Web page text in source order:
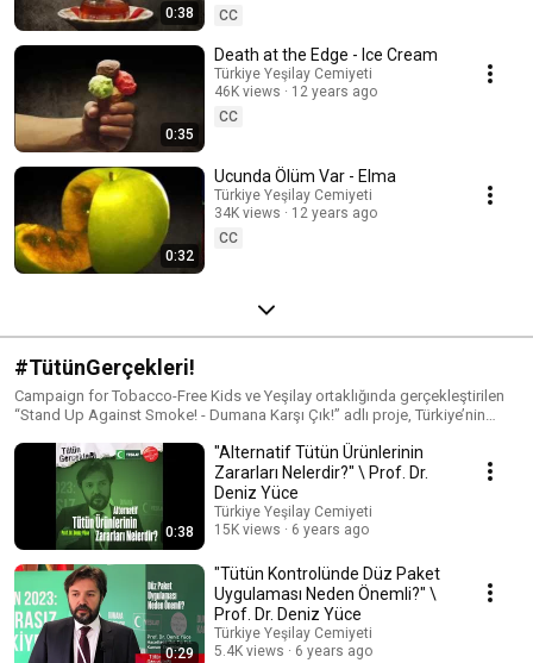
0:38
CC
0:35
Death at the Edge - Ice Cream
Türkiye Yeşilay Cemiyeti
46K views
12 years ago
CC
0:32
Ucunda Ölüm Var - Elma
Türkiye Yeşilay Cemiyeti
34K views
12 years ago
CC
#TütünGerçekleri!
Campaign for Tobacco-Free Kids ve Yeşilay ortaklığında gerçekleştirilen
“Stand Up Against Smoke! - Dumana Karşı Çık!” adlı proje, Türkiye’nin
hedeflemektedir. Tütün kontrol yasalarının iyi uygulanması bakımından
2008-2012 yılları arasında Dünya’da önemli bir yer edinen Türkiye’nin bu
performansına tekrar kavuşmasına katkı sunulması amaçlanmaktadır.
Şubat 2020’de tamamlanacak olan proje, Mart 2019’da yayımlanan Tütün
Mamullerinin Üretim Şekline, Etiketlenmesine ve Denetlenmesine İlişkin
Yönetmelik’in iyileştirilmesine ve etkin uygulanmasına odaklanmıştır.
0:38
"Alternatif Tütün Ürünlerinin
Zararları Nelerdir?" \ Prof. Dr.
Deniz Yüce
Türkiye Yeşilay Cemiyeti
15K views
6 years ago
0:29
"Tütün Kontrolünde Düz Paket
Uygulaması Neden Önemli?" \
Prof. Dr. Deniz Yüce
Türkiye Yeşilay Cemiyeti
5.4K views
6 years ago